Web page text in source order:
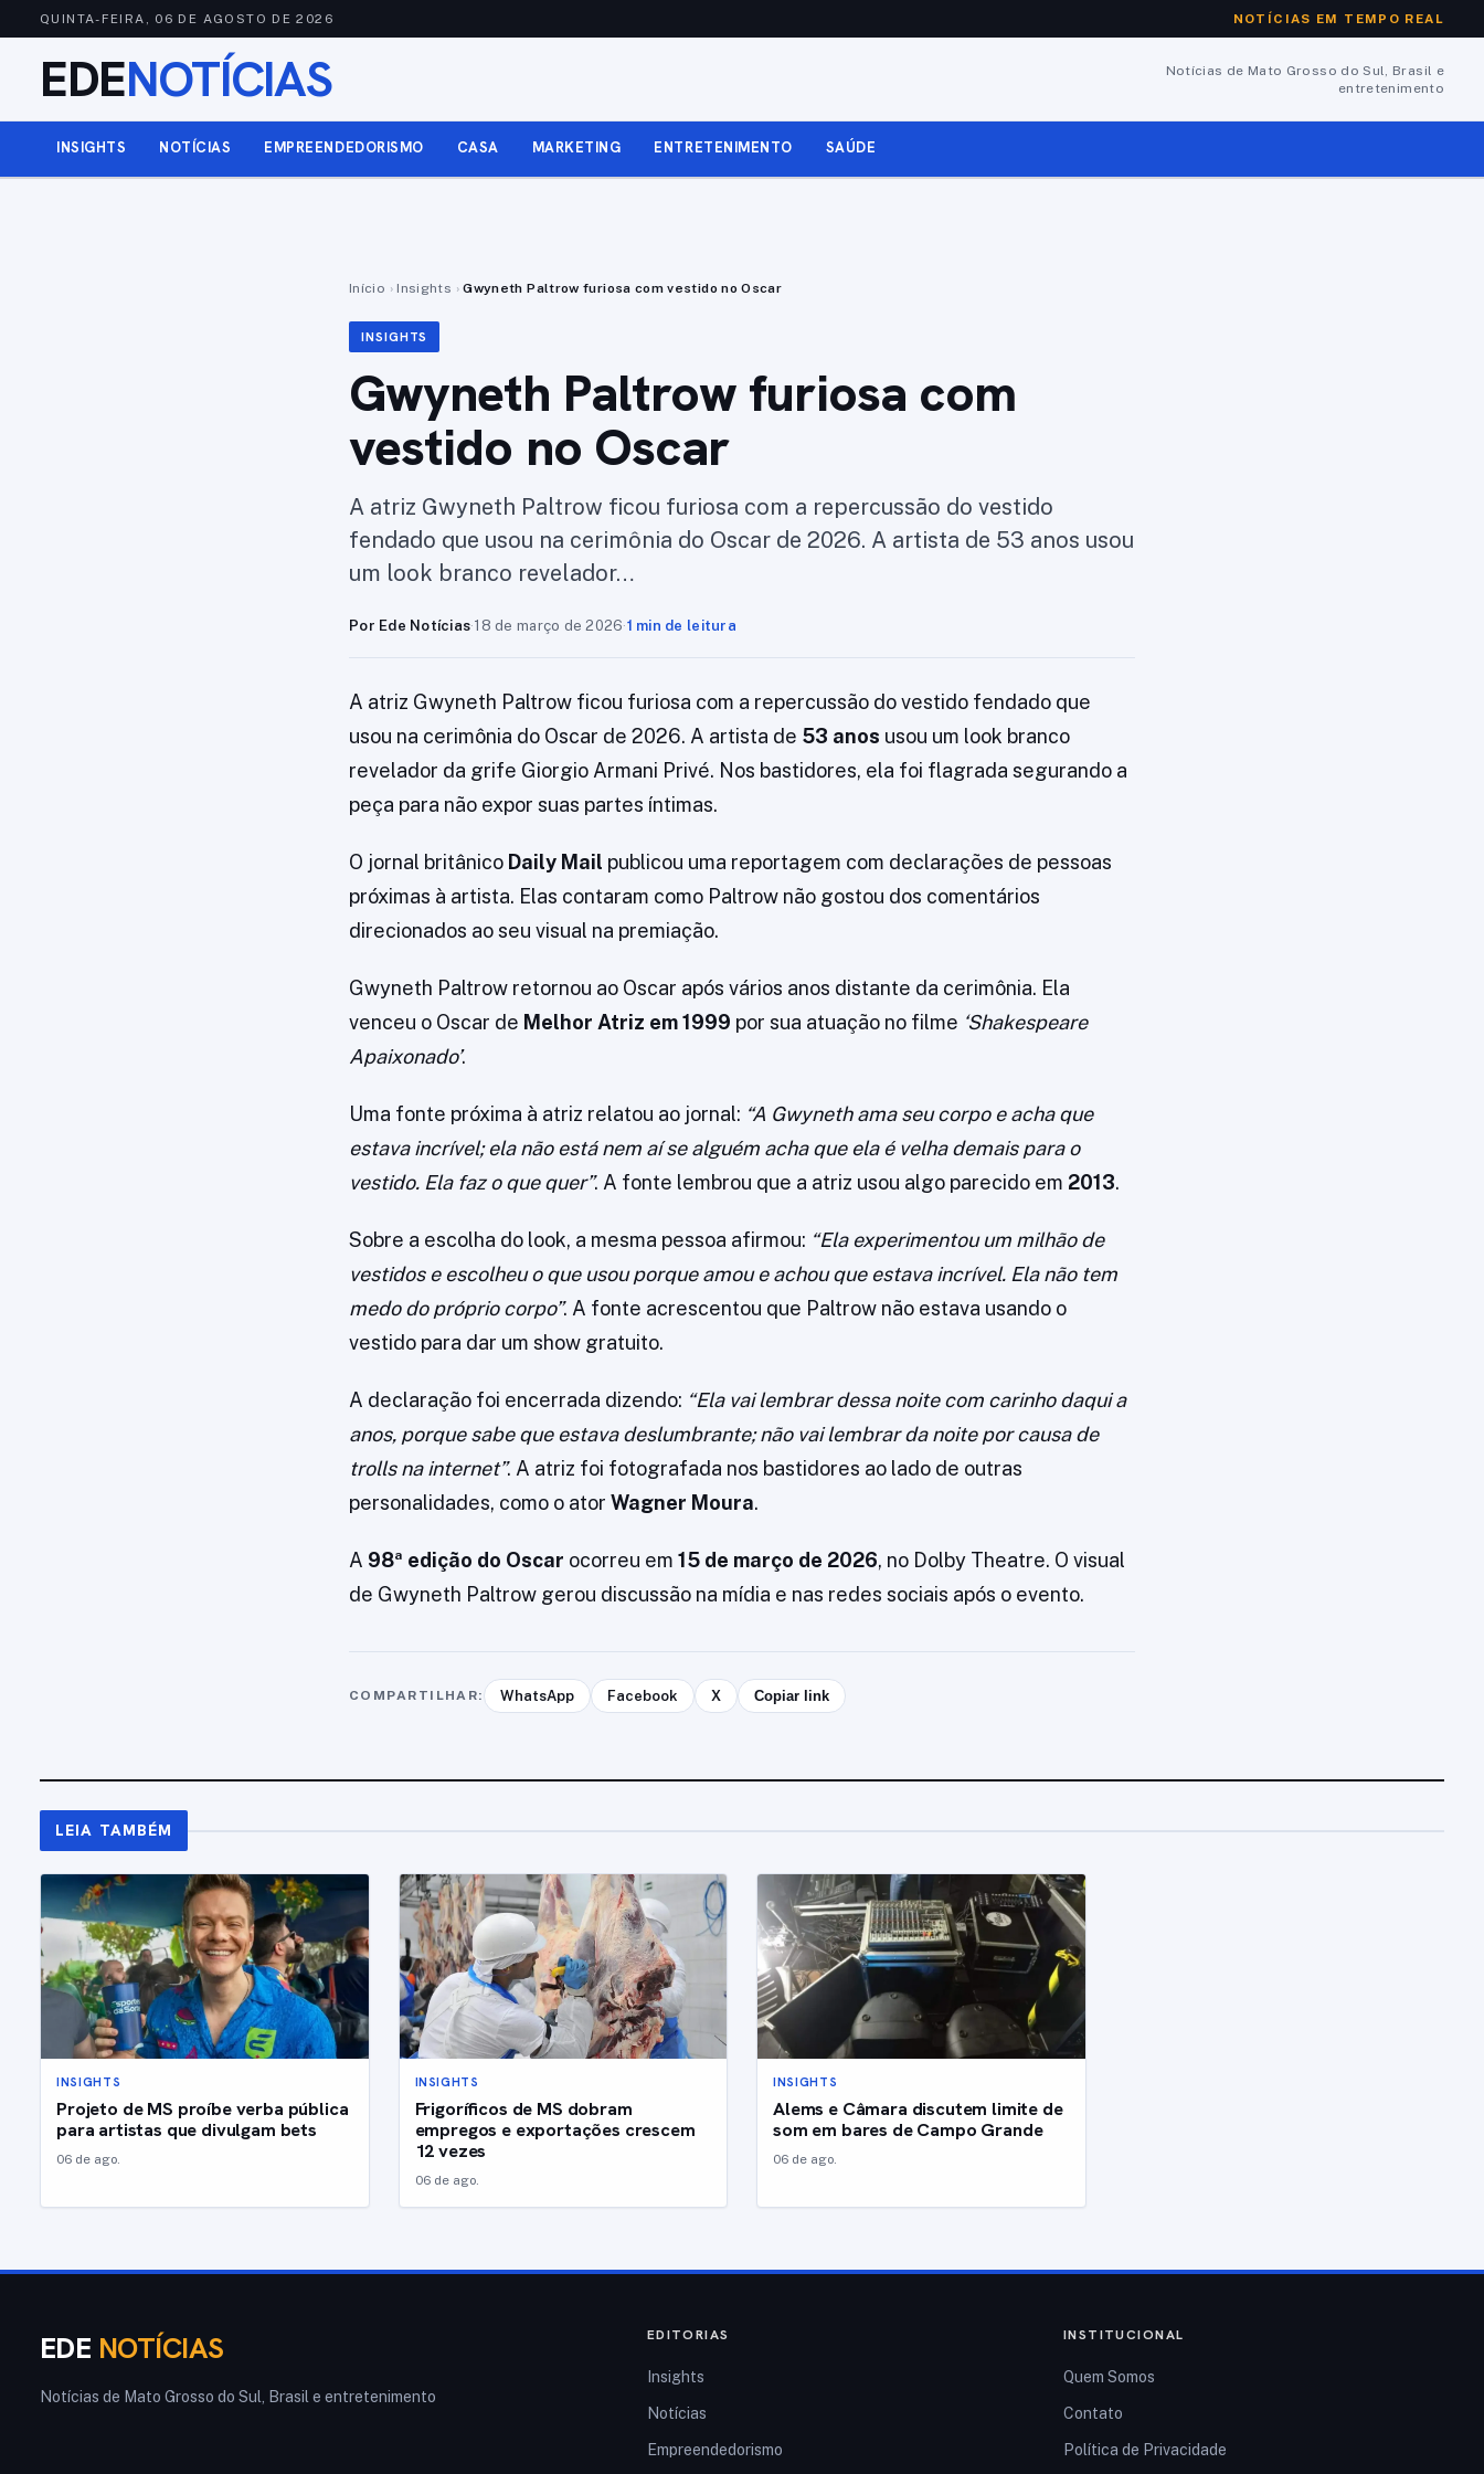
QUINTA-FEIRA, 06 DE AGOSTO DE 2026 NOTÍCIAS EM TEMPO REAL
EDENOTÍCIAS
Notícias de Mato Grosso do Sul, Brasil e
entretenimento
INSIGHTS NOTÍCIAS EMPREENDEDORISMO CASA MARKETING ENTRETENIMENTO SAÚDE
Início › Insights › Gwyneth Paltrow furiosa com vestido no Oscar
INSIGHTS
Gwyneth Paltrow furiosa com
vestido no Oscar
A atriz Gwyneth Paltrow ficou furiosa com a repercussão do vestido
fendado que usou na cerimônia do Oscar de 2026. A artista de 53 anos usou
um look branco revelador…
Por Ede Notícias·18 de março de 2026·1 min de leitura
A atriz Gwyneth Paltrow ficou furiosa com a repercussão do vestido fendado que
usou na cerimônia do Oscar de 2026. A artista de 53 anos usou um look branco
revelador da grife Giorgio Armani Privé. Nos bastidores, ela foi flagrada segurando a
peça para não expor suas partes íntimas.
O jornal britânico Daily Mail publicou uma reportagem com declarações de pessoas
próximas à artista. Elas contaram como Paltrow não gostou dos comentários
direcionados ao seu visual na premiação.
Gwyneth Paltrow retornou ao Oscar após vários anos distante da cerimônia. Ela
venceu o Oscar de Melhor Atriz em 1999 por sua atuação no filme ‘Shakespeare
Apaixonado’.
Uma fonte próxima à atriz relatou ao jornal: “A Gwyneth ama seu corpo e acha que
estava incrível; ela não está nem aí se alguém acha que ela é velha demais para o
vestido. Ela faz o que quer”. A fonte lembrou que a atriz usou algo parecido em 2013.
Sobre a escolha do look, a mesma pessoa afirmou: “Ela experimentou um milhão de
vestidos e escolheu o que usou porque amou e achou que estava incrível. Ela não tem
medo do próprio corpo”. A fonte acrescentou que Paltrow não estava usando o
vestido para dar um show gratuito.
A declaração foi encerrada dizendo: “Ela vai lembrar dessa noite com carinho daqui a
anos, porque sabe que estava deslumbrante; não vai lembrar da noite por causa de
trolls na internet”. A atriz foi fotografada nos bastidores ao lado de outras
personalidades, como o ator Wagner Moura.
A 98ª edição do Oscar ocorreu em 15 de março de 2026, no Dolby Theatre. O visual
de Gwyneth Paltrow gerou discussão na mídia e nas redes sociais após o evento.
COMPARTILHAR: WhatsApp Facebook X Copiar link
LEIA TAMBÉM
INSIGHTS
Projeto de MS proíbe verba pública
para artistas que divulgam bets
06 de ago.
INSIGHTS
Frigoríficos de MS dobram
empregos e exportações crescem
12 vezes
06 de ago.
INSIGHTS
Alems e Câmara discutem limite de
som em bares de Campo Grande
06 de ago.
EDE NOTÍCIAS
Notícias de Mato Grosso do Sul, Brasil e entretenimento
EDITORIAS
Insights
Notícias
Empreendedorismo
INSTITUCIONAL
Quem Somos
Contato
Política de Privacidade